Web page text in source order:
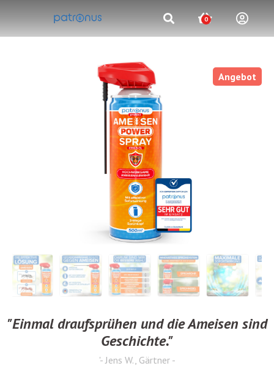
0
Angebot
"Einmal draufsprühen und die Ameisen sind
Geschichte."
'- Jens W., Gärtner -